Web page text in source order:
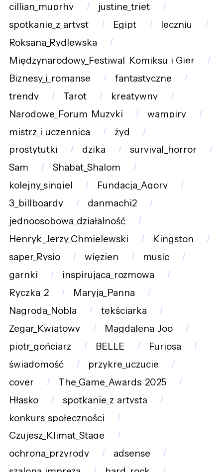
cillian_muprhy
justine_triet
spotkanie_z_artyst
Egipt
leczniu
Roksana_Rydlewska
Międzynarodowy_Festiwal_Komiksu_i_Gier
Biznesy_i_romanse
fantastyczne
trendy
Tarot
kreatywny
Narodowe_Forum_Muzyki
wampiry
mistrz_i_uczennica
żyd
prostytutki
dzika
survival_horror
Sam
Shabat_Shalom
kolejny_singiel
Fundacja_Agory
3_billboardy
danmachi2
jednoosobowa_działalność
Henryk_Jerzy_Chmielewski
Kingston
saper_Rysio
więzien
music
garnki
inspirująca_rozmowa
Ryczka_2
Maryja_Panna
Nagroda_Nobla
tekściarka
Zegar_Kwiatowy
Magdalena_Joo
piotr_gońciarz
BELLE
Furiosa
świadomość
przykre_uczucie
cover
The_Game_Awards_2025
Hłasko
spotkanie_z_artystą
konkurs_społeczności
Czujesz_Klimat_Stage
ochrona_przyrody
adsense